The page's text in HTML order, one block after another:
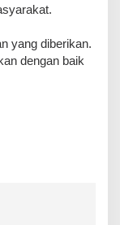
yang diberikan.
dengan baik